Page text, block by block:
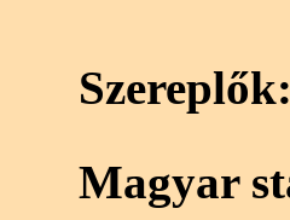
Szereplők:
Magyar